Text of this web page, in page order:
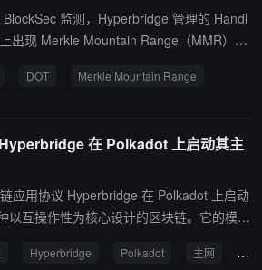
监测，Hyperbridge 管理的 Handl
出现 Merkle Mountain Range（MMR）证
证明并配合新伪造请求，实施如更改管理
增发（损失约 23.74 万美元）、ARGN To
约 3,800 美元）及主机提现等。 此前
约遭攻击，10 亿枚 DOT 在以太坊上被增
DOT Merkle Mountain Range
在 Polkadot 上启动其主
应用协议 Hyperbridge 在 Polkadot 上启动
以互操作性为核心设计的区块链。它的模块
作性协议 Hyperbridge 正式启动了主网，旨
Hyperbridge Polkadot 主网 区